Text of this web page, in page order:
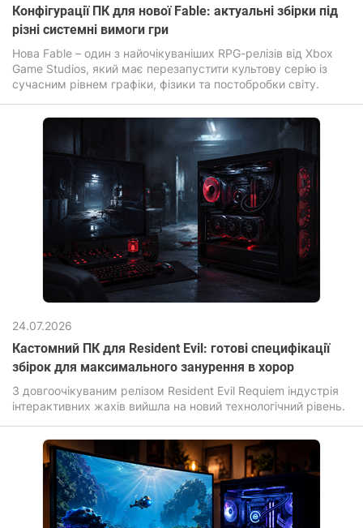
Конфігурації ПК для нової Fable: актуальні збірки під
різні системні вимоги гри
Нова Fable – один з найочікуваніших RPG-релізів від Xbox
Game Studios, який має перезапустити культову серію із
сучасним рівнем графіки, фізики та постобробки світу.
24.07.2026
Кастомний ПК для Resident Evil: готові специфікації
збірок для максимального занурення в хорор
З довгоочікуваним релізом Resident Evil Requiem індустрія
інтерактивних жахів вийшла на новий технологічний рівень.